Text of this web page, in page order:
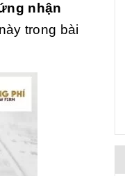
nhận
trong bài